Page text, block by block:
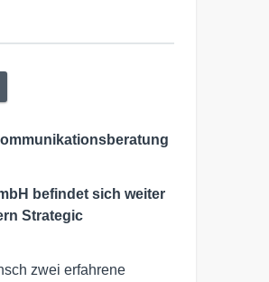
befindet sich weiter
Strategic
zwei erfahrene